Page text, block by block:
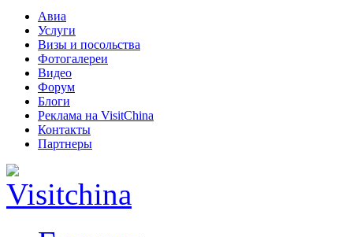
Авиа
Услуги
Визы и посольства
Фотогалереи
Видео
Форум
Блоги
Реклама на VisitChina
Контакты
Партнеры